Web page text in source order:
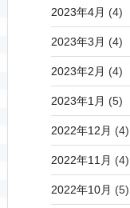
2023年4月 (4)
2023年3月 (4)
2023年2月 (4)
2023年1月 (5)
2022年12月 (4)
2022年11月 (4)
2022年10月 (5)